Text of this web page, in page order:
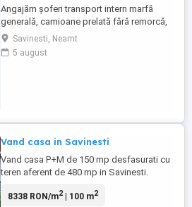
Angajăm șoferi transport intern marfă
generală, camioane prelată fără remorcă,
orașe din împrejurimi - București tur-retur
Neceear experiență minim 2 ani. Mai multe
detalii la telefon.
Savinesti, Neamt
5 august
Vand casa in Savinesti
Vand casa P+M de 150 mp desfasurati cu
teren aferent de 480 mp in Savinesti.
2009, structura fiind din stalpi de beton
8338 RON/m2| 100 m2